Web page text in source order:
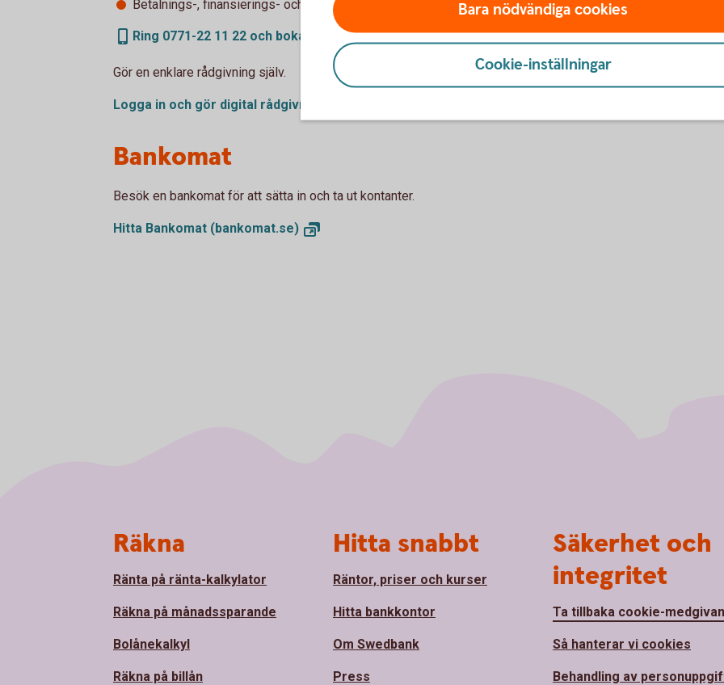
Betalnings-, finansierings- och tjänstepensionslösningar för ditt företag
Ring 0771-22 11 22 och boka rådgivning på kontor
Gör en enklare rådgivning själv.
Logga in och gör digital rådgivning
Bankomat
Besök en bankomat för att sätta in och ta ut kontanter.
Hitta Bankomat (bankomat.se)
Bara nödvändiga cookies
Cookie-inställningar
Räkna
Ränta på ränta-kalkylator
Räkna på månadssparande
Bolånekalkyl
Räkna på billån
Hitta snabbt
Räntor, priser och kurser
Hitta bankkontor
Om Swedbank
Press
Säkerhet och
integritet
Ta tillbaka cookie-
Så hanterar vi cookies
Behandling av